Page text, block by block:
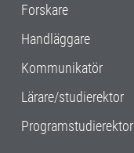
Forskare
Handläggare
Kommunikatör
Lärare/studierektor
Programstudierektor